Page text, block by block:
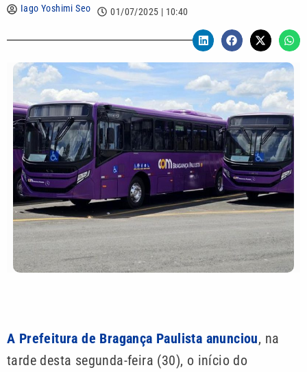
Iago Yoshimi Seo 01/07/2025 | 10:40
A Prefeitura de Bragança Paulista anunciou, na
tarde desta segunda-feira (30), o início do